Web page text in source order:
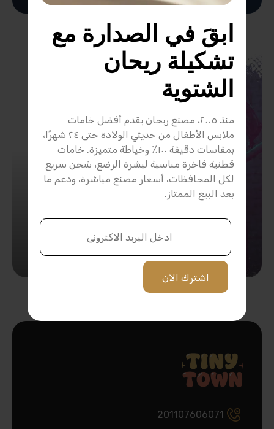
ابقَ في الصدارة مع
تشكيلة ريحان
الشتوية
منذ ٢٠٠٥، مصنع ريحان يقدم أفضل خامات
ملابس الأطفال من حديثي الولادة حتى ٢٤ شهرًا،
بمقاسات دقيقة ١٠٠٪ وخياطة متميزة. خامات
قطنية فاخرة مناسبة لبشرة الرضع، شحن سريع
لكل المحافظات، أسعار مصنع مباشرة، ودعم ما
بعد البيع الممتاز.
اشترك الان
201107606071